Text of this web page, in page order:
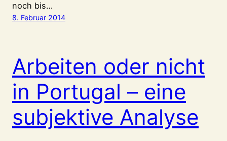
noch bis…
8. Februar 2014
Arbeiten oder nicht
in Portugal – eine
subjektive Analyse